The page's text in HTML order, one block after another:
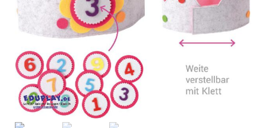
Kontakt
Log In / Mein Konto
Products
search